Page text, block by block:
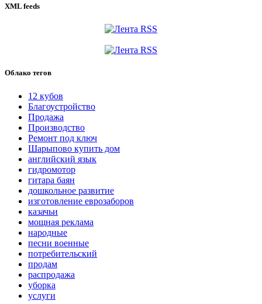
XML feeds
Облако тегов
12 кубов
Благоустройство
Продажа
Производство
Ремонт под ключ
Шарыпово купить дом
английский язык
гидромотор
гитара баян
дошкольное развитие
изготовление еврозаборов
казачьи
мощная реклама
народные
песни военные
потребительский
продам
распродажа
уборка
услуги